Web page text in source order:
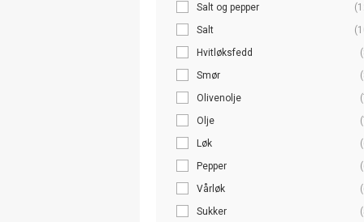
Salt og pepper
Salt
Hvitløksfedd
Smør
Olivenolje
Olje
Løk
Pepper
Vårløk
Sukker